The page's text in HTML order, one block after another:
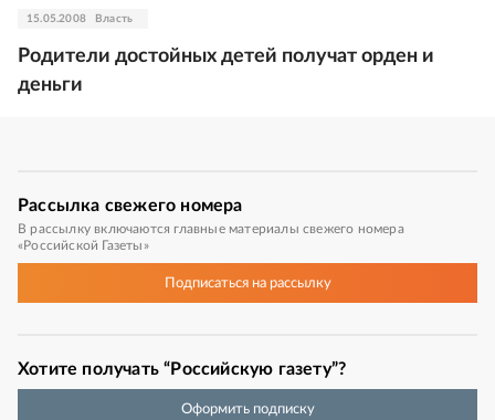
15.05.2008 Власть
Родители достойных детей получат орден и
деньги
Рассылка свежего номера
В рассылку включаются главные материалы свежего номера
«Российской Газеты»
Подписатьсяна рассылку
Хотите получать “Российскую газету”?
Оформить подписку